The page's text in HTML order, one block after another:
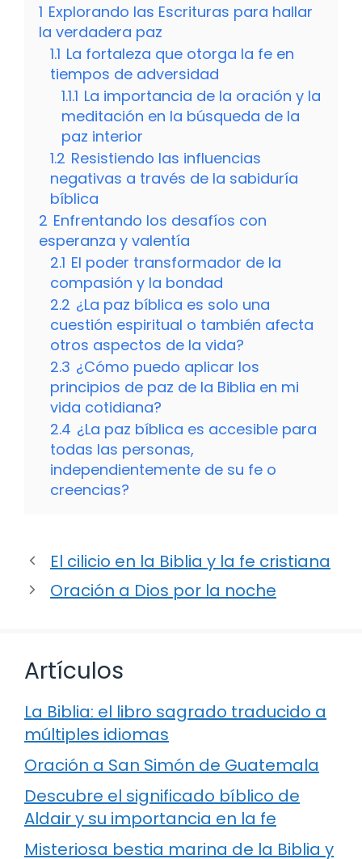
1 Explorando las Escrituras para hallar
la verdadera paz
1.1 La fortaleza que otorga la fe en
tiempos de adversidad
1.1.1 La importancia de la oración y la
meditación en la búsqueda de la
paz interior
1.2 Resistiendo las influencias
negativas a través de la sabiduría
bíblica
2 Enfrentando los desafíos con
esperanza y valentía
2.1 El poder transformador de la
compasión y la bondad
2.2 ¿La paz bíblica es solo una
cuestión espiritual o también afecta
otros aspectos de la vida?
2.3 ¿Cómo puedo aplicar los
principios de paz de la Biblia en mi
vida cotidiana?
2.4 ¿La paz bíblica es accesible para
todas las personas,
independientemente de su fe o
creencias?
El cilicio en la Biblia y la fe cristiana
Oración a Dios por la noche
Artículos
La Biblia: el libro sagrado traducido a
múltiples idiomas
Oración a San Simón de Guatemala
Descubre el significado bíblico de
Aldair y su importancia en la fe
Misteriosa bestia marina de la Biblia y